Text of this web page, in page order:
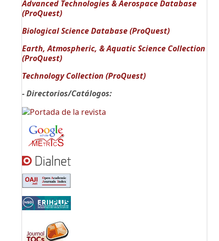
Advanced Technologies & Aerospace Database
(ProQuest)
Biological Science Database (ProQuest)
Earth, Atmospheric, & Aquatic Science Collection
(ProQuest)
Technology Collection (ProQuest)
- Directorios/Catálogos: